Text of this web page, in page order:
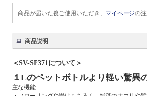
商品が届いた後ご使用いただき、 マイページの
商品説明
＜SV-SP371について＞
１Lのペットボトルより軽い驚異
主な機能